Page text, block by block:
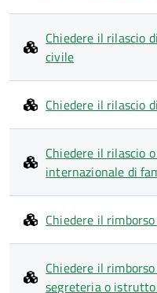
Chiedere il rilascio
civile
Chiedere il rilascio
Chiedere il rilascio
internazionale di
Chiedere il
Chiedere il
segreteria o